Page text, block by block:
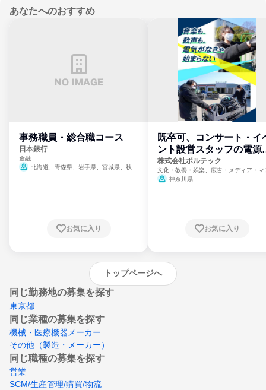
あなたへのおすすめ
事務職員・総合職コース
日本銀行
金融
北海道、青森県、岩手県、宮城県、秋田
崎県、熊本県、大分県、宮崎県、鹿児島県、
お気に入り
既卒可、コンサート・イ
ント設営スタッフの電源
門
株式会社ボルテック
文化・教養・娯楽、広告・メディア・マ
ミ、電力・ガス・水道・エネルギー
神奈川県
お気に入り
トップページへ
同じ勤務地の募集を探す
東京都
同じ業種の募集を探す
機械・医療機器メーカー
その他（製造・メーカー）
同じ職種の募集を探す
営業
SCM/生産管理/購買/物流